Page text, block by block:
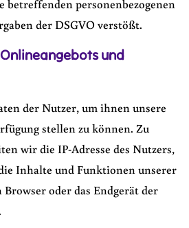
betreffenden personenbezogenen
der DSGVO verstößt.
und
der Nutzer, um ihnen unsere
stellen zu können. Zu
wir die IP-Adresse des Nutzers,
Inhalte und Funktionen unserer
oder das Endgerät der